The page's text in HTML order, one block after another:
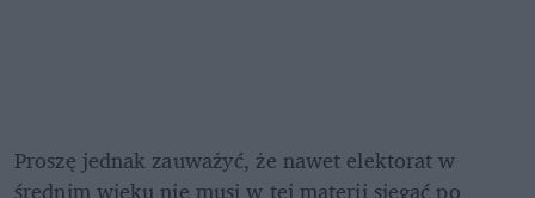
Proszę jednak zauważyć, że nawet elektorat w
średnim wieku nie musi w tej materii sięgać po